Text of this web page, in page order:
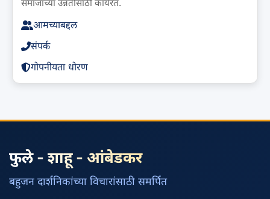
समाजाच्या उन्नतीसाठी कार्यरत.
आमच्याबद्दल
संपर्क
गोपनीयता धोरण
फुले - शाहू - आंबेडकर
बहुजन दार्शनिकांच्या विचारांसाठी समर्पित